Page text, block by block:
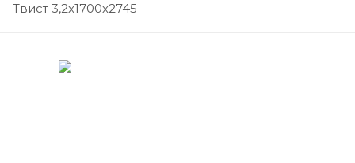
Твист 3,2х1700х2745